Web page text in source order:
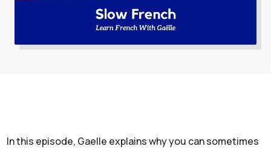
In this episode, Gaelle explains why you can sometimes